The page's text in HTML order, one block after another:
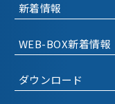
2021-12(2)
2021-11(2)
2021-10(1)
新着情報
WEB-BOX新着情報
ダウンロード